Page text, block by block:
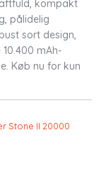
kompakt
pålidelig
sort design,
mAh-
Køb nu for kun
Stone II 20000